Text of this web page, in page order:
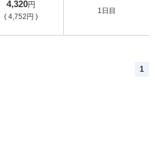
4,320円
( 4,752円 )
1日目
1